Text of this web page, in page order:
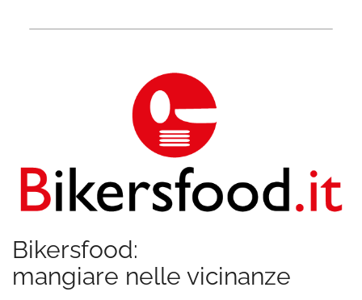
Bikersfood:
mangiare nelle vicinanze